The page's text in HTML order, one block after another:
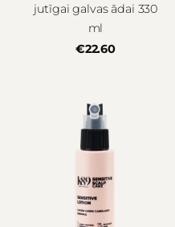
jutīgai galvas ādai 330
ml
€22.60